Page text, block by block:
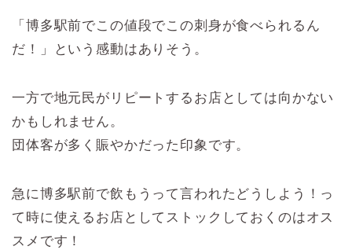
「博多駅前でこの値段でこの刺身が食べられるん
だ！」という感動はありそう。
一方で地元民がリピートするお店としては向かない
かもしれません。
団体客が多く賑やかだった印象です。
急に博多駅前で飲もうって言われたどうしよう！っ
て時に使えるお店としてストックしておくのはオス
スメです！